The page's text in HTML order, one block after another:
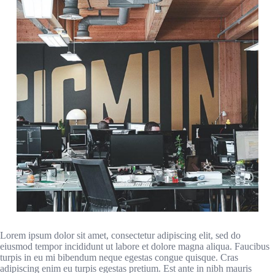
Lorem ipsum dolor sit amet, consectetur adipiscing elit, sed do
eiusmod tempor incididunt ut labore et dolore magna aliqua. Faucibus
turpis in eu mi bibendum neque egestas congue quisque. Cras
adipiscing enim eu turpis egestas pretium. Est ante in nibh mauris